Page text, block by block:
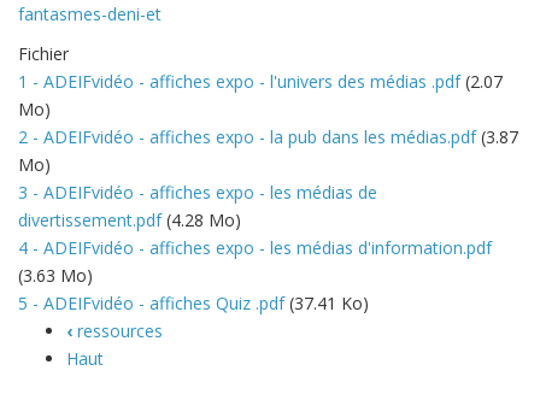
fantasmes-deni-et
Fichier
1 - ADEIFvidéo - affiches expo - l'univers des médias .pdf (2.07
Mo)
2 - ADEIFvidéo - affiches expo - la pub dans les médias.pdf (3.87
Mo)
3 - ADEIFvidéo - affiches expo - les médias de
divertissement.pdf (4.28 Mo)
4 - ADEIFvidéo - affiches expo - les médias d'information.pdf
(3.63 Mo)
5 - ADEIFvidéo - affiches Quiz .pdf (37.41 Ko)
‹ ressources
Haut